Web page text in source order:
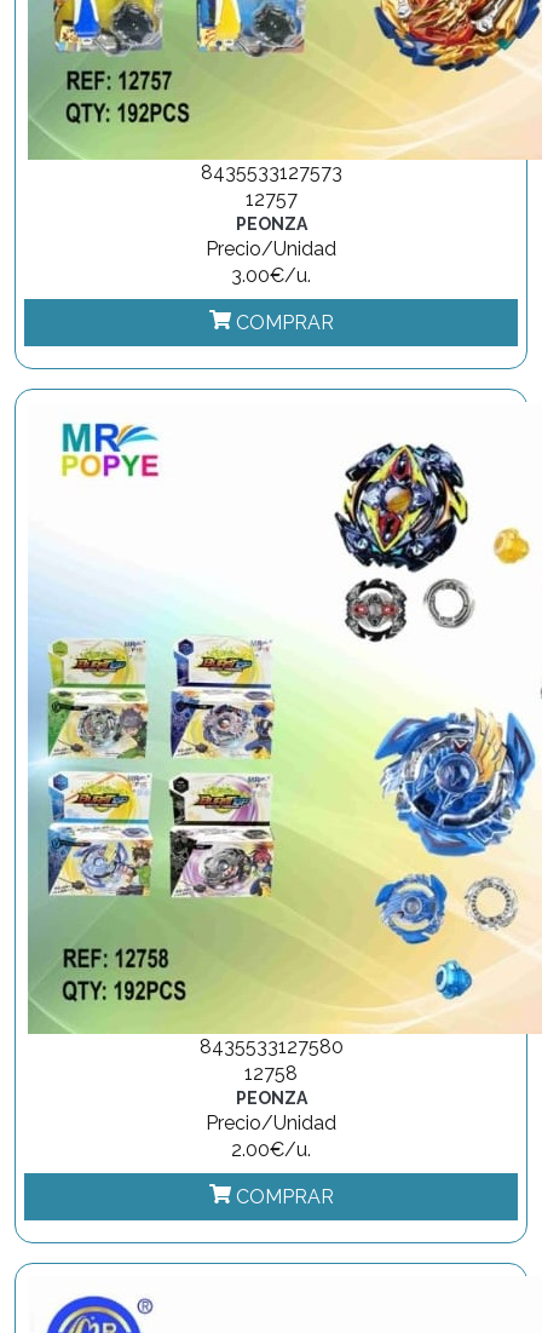
8435533127573
12757
PEONZA
Precio/Unidad
3.00€/u.
COMPRAR
8435533127580
12758
PEONZA
Precio/Unidad
2.00€/u.
COMPRAR